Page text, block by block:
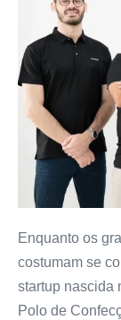
Enquanto os
costumam se
startup nascida
Polo de